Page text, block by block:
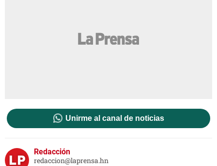
Unirme al canal de noticias
Redacción
redaccion@laprensa.hn